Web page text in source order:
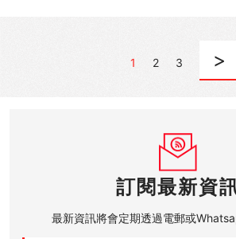
1 2 3 >
訂閱最新資
最新資訊將會定期透過電郵或